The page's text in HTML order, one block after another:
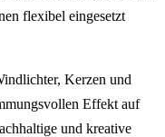
flexibel eingesetzt
Kerzen und
Effekt auf
und kreative